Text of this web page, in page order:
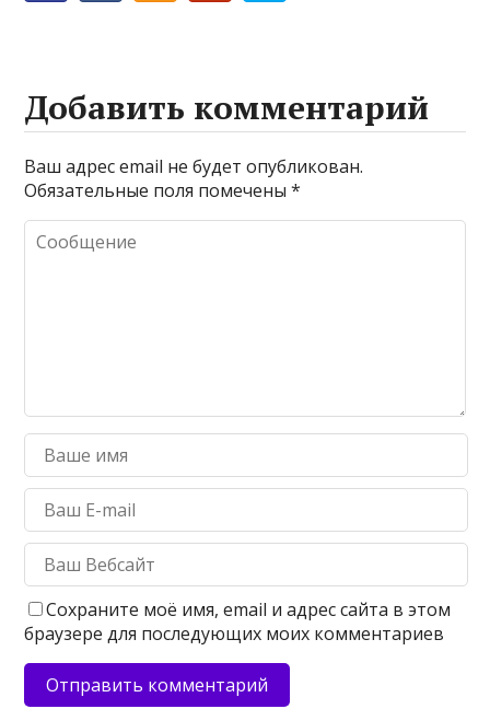
Добавить комментарий
Ваш адрес email не будет опубликован.
Обязательные поля помечены*
Сохраните моё имя, email и адрес сайта в этом
браузере для последующих моих комментариев